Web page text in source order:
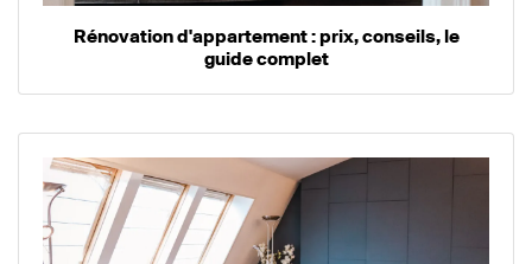
Rénovation d'appartement : prix, conseils, le
guide complet